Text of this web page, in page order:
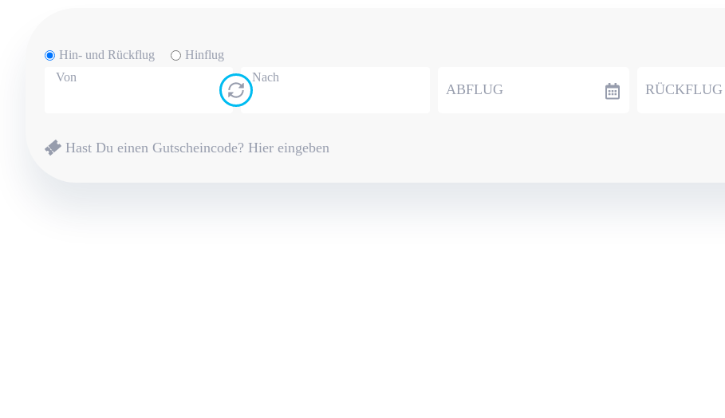
Hin- und Rückflug
Hinflug
Von
Nach
ABFLUG RÜCKFLUG
Hast Du einen Gutscheincode? Hier eingeben